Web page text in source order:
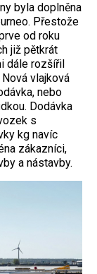
byla doplněna
Přestože
od roku
již pětkrát
dále rozšířil
vlajková
nebo
Dodávka
s
kg navíc
zákazníci,
a nástavby.